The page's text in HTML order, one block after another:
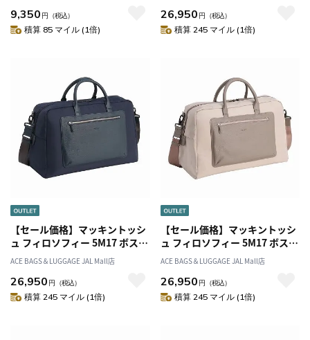
9,350 円 （税込）
積算 85 マイル (1倍)
26,950 円 （税込）
積算 245 マイル (1倍)
【セール価格】マッキントッシ
ュ フィロソフィー 5M17 ボスト
ンバッグ M 17735
ACE BAGS＆LUGGAGE JAL Mall店
26,950 円 （税込）
積算 245 マイル (1倍)
【セール価格】マッキントッシ
ュ フィロソフィー 5M17 ボスト
ンバッグ M 17735
ACE BAGS＆LUGGAGE JAL Mall店
26,950 円 （税込）
積算 245 マイル (1倍)